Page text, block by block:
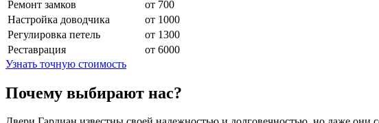
Ремонт замков
от 700
Настройка доводчика
от 1000
Регулировка петель
от 1300
Реставрация
от 6000
Узнать точную стоимость
Почему выбирают нас?